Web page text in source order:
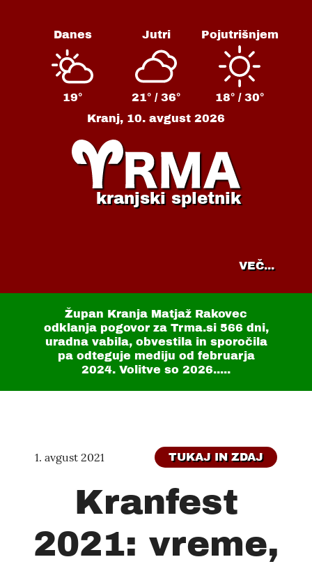
Danes
19°
Jutri
21° / 36°
Pojutrišnjem
18° / 30°
Kranj, 10. avgust 2026
kranjski spletnik
VEČ...
Župan Kranja Matjaž Rakovec
odklanja pogovor za Trma.si 566 dni,
uradna vabila, obvestila in sporočila
pa odteguje mediju od februarja
2024. Volitve so 2026.....
1. avgust 2021 TUKAJ IN ZDAJ
Kranfest
2021: vreme,